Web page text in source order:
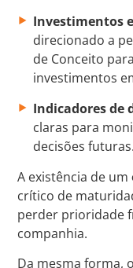
Investimentos
direcionado a
de Conceito
investimentos
Indicadores de
claras para
decisões futuras.
A existência de um
crítico de
perder prioridade
companhia.
Da mesma forma,